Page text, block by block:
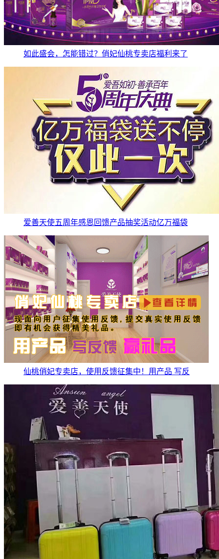
如此盛会，怎能错过？俏妃仙桃专卖店福利来了
爱善天使五周年感恩回馈产品抽奖活动亿万福袋
仙桃俏妃专卖店，使用反馈征集中！用产品 写反